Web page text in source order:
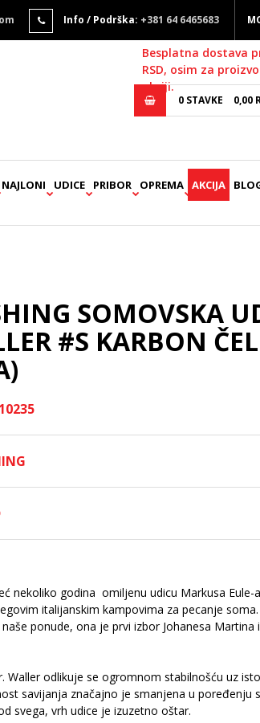
Info / Podrška: +381 64 6465683
Besplatna dostava
RSD, osim za
akciji.
0 STAVKE 0,00
NAJLONI UDICE PRIBOR OPREMA AKCIJA
SOMOVSKA
#S KARBON
nekoliko godina omiljenu udicu Markusa Eule-
italijanskim kampovima za pecanje
ponude, ona je prvi izbor Johanesa Martina
Waller odlikuje se ogromnom stabilnošću uz
savijanja značajno je smanjena u poređenju
svega, vrh udice je izuzetno oštar.